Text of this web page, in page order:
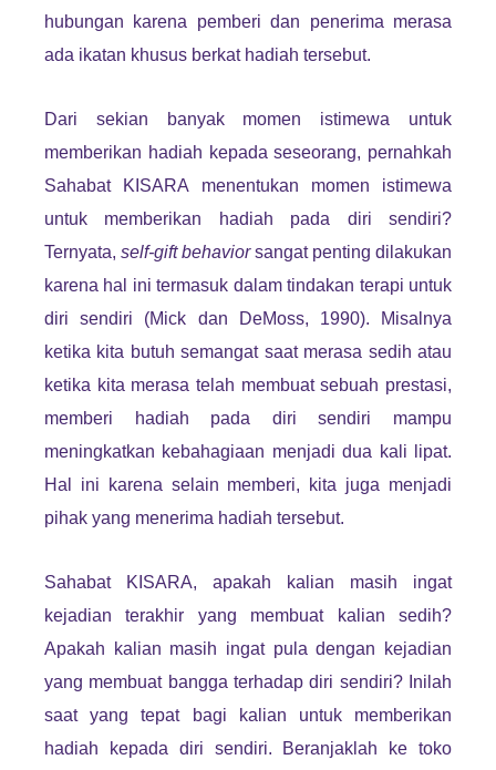
hubungan karena pemberi dan penerima merasa
ada ikatan khusus berkat hadiah tersebut.
Dari sekian banyak momen istimewa untuk
memberikan hadiah kepada seseorang, pernahkah
Sahabat KISARA menentukan momen istimewa
untuk memberikan hadiah pada diri sendiri?
Ternyata, self-gift behaviorsangat penting dilakukan
karena hal ini termasuk dalam tindakan terapi untuk
diri sendiri (Mick dan DeMoss, 1990). Misalnya
ketika kita butuh semangat saat merasa sedih atau
ketika kita merasa telah membuat sebuah prestasi,
memberi hadiah pada diri sendiri mampu
meningkatkan kebahagiaan menjadi dua kali lipat.
Hal ini karena selain memberi, kita juga menjadi
pihak yang menerima hadiah tersebut.
Sahabat KISARA, apakah kalian masih ingat
kejadian terakhir yang membuat kalian sedih?
Apakah kalian masih ingat pula dengan kejadian
yang membuat bangga terhadap diri sendiri? Inilah
saat yang tepat bagi kalian untuk memberikan
hadiah kepada diri sendiri. Beranjaklah ke toko